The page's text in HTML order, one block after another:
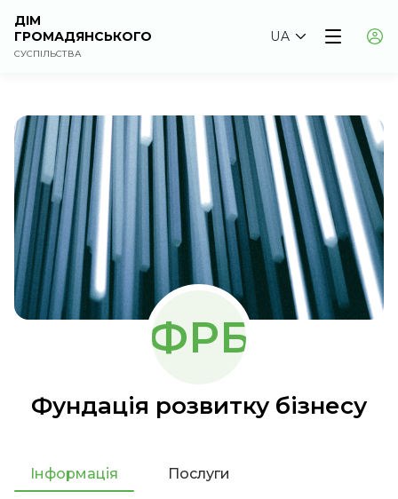
ДІМ
ГРОМАДЯНСЬКОГО
СУСПІЛЬСТВА
UA
ФРБ
Фундація розвитку бізнесу
Інформація Послуги